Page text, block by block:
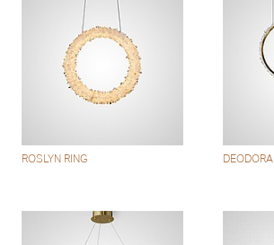
ROSLYN RING DEODORA